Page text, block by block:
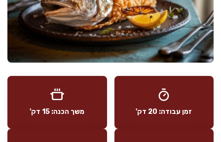
זמן עבודה: 20 דק' משך הכנה: 15 דק'